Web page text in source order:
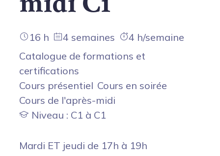
16 h 4 semaines
4 h/semaine
Catalogue de formations et
certifications
Cours présentiel Cours en soirée
Cours de l'après-midi
Niveau : C1 à C1
Mardi ET jeudi de 17h à 19h